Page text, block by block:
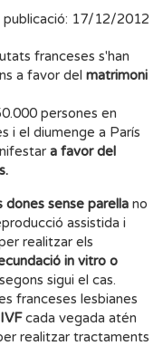
publicació: 17/12/2012
franceses s'han
a favor del matrimoni
persones en
i el diumenge a París
a favor del
dones sense parella no
assistida i
realitzar els
in vitro o
segons sigui el cas.
franceses lesbianes
cada vegada atén
realitzar tractaments